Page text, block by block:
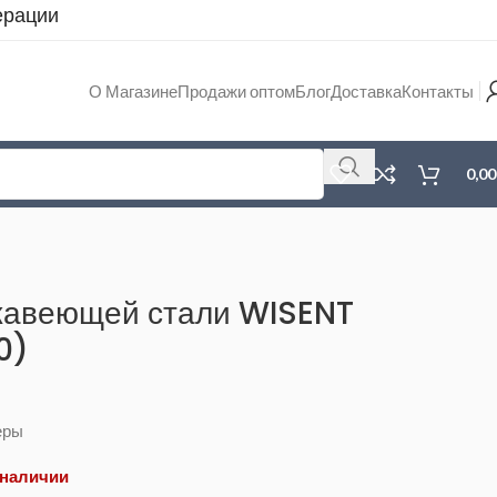
О МагазинеПродажи оптомБлогДоставкаКонтакты
стали WISENT